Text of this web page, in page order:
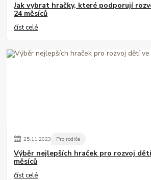
Jak vybrat hračky, které podporují
24 měsíců
číst celé
25.11.2023 Pro rodiče
Výběr nejlepších hraček pro rozvoj
měsíců
číst celé